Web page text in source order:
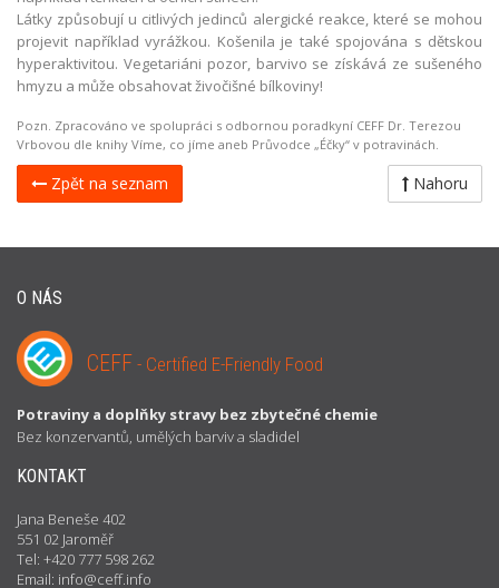
Látky způsobují u citlivých jedinců alergické reakce, které se mohou
projevit například vyrážkou. Košenila je také spojována s dětskou
hyperaktivitou. Vegetariáni pozor, barvivo se získává ze sušeného
hmyzu a může obsahovat živočišné bílkoviny!
Pozn. Zpracováno ve spolupráci s odbornou poradkyní CEFF Dr. Terezou
Vrbovou dle knihy Víme, co jíme aneb Průvodce „Éčky“ v potravinách.
Zpět na seznam Nahoru
O NÁS
CEFF - Certified E-Friendly Food
Potraviny a doplňky stravy bez zbytečné chemie
Bez konzervantů, umělých barviv a sladidel
KONTAKT
Jana Beneše 402
551 02 Jaroměř
Tel: +420 777 598 262
Email: info@ceff.info